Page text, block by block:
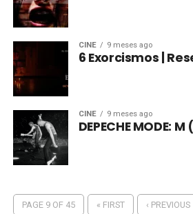
CINE 9 meses ago
6 Exorcismos |
CINE 9 meses ago
DEPECHE MODE:
PAGE 9 OF 45 « FIRST ‹ PREVIOUS